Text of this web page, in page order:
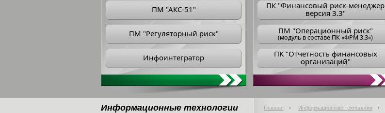
ПМ "АКС-51"
ПМ "Регуляторный риск"
Инфоинтегратор
ПК "Финансовый риск-менеджер
версия 3.3"
ПM "Операционный риск"
(модуль в составе ПК «ФРМ 3.3»)
ПK "Отчетность финансовых
организаций"
Информационные технологии Главная Информационные технологии